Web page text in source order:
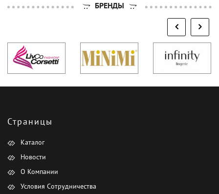
БРЕНДЫ
Страницы
Каталог
Новости
О Компании
Условия Сотрудничества